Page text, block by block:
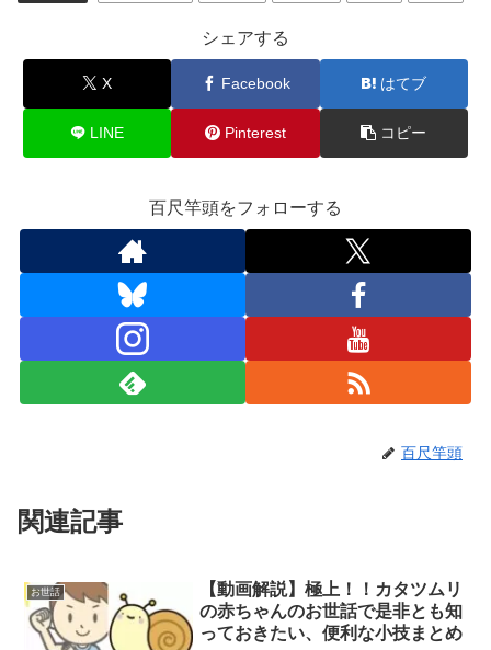
o
k
o
n
シェアする
X Facebook はてブ
LINE Pinterest コピー
百尺竿頭をフォローする
百尺竿頭
関連記事
お世話
【動画解説】極上！！カタツムリ
の赤ちゃんのお世話で是非とも知
っておきたい、便利な小技まとめ